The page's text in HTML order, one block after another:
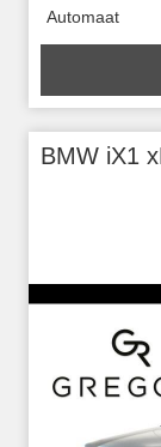
Automaat
BMW iX1